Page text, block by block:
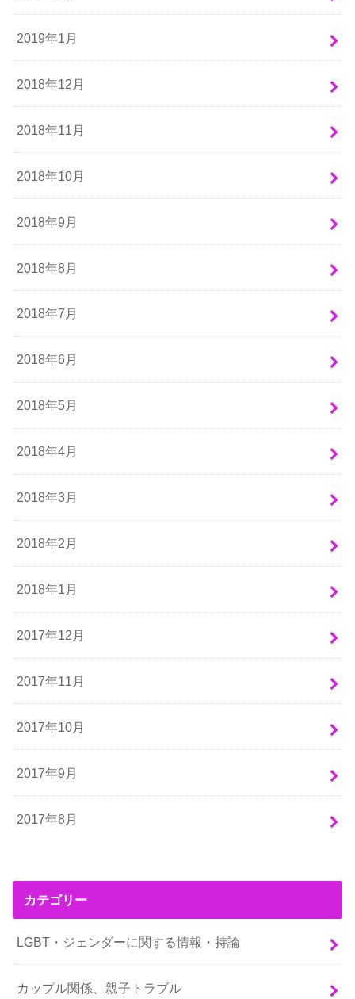
2019年1月
2018年12月
2018年11月
2018年10月
2018年9月
2018年8月
2018年7月
2018年6月
2018年5月
2018年4月
2018年3月
2018年2月
2018年1月
2017年12月
2017年11月
2017年10月
2017年9月
2017年8月
カテゴリー
LGBT・ジェンダーに関する情報・持論
カップル関係、親子トラブル